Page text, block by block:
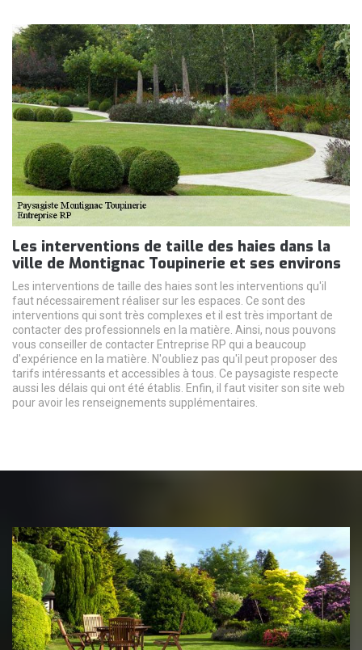
Les interventions de taille des haies dans la
ville de Montignac Toupinerie et ses environs
Les interventions de taille des haies sont les interventions qu'il
faut nécessairement réaliser sur les espaces. Ce sont des
interventions qui sont très complexes et il est très important de
contacter des professionnels en la matière. Ainsi, nous pouvons
vous conseiller de contacter Entreprise RP qui a beaucoup
d'expérience en la matière. N'oubliez pas qu'il peut proposer des
tarifs intéressants et accessibles à tous. Ce paysagiste respecte
aussi les délais qui ont été établis. Enfin, il faut visiter son site web
pour avoir les renseignements supplémentaires.